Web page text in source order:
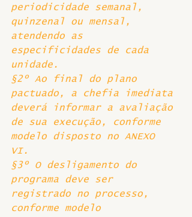
periodicidade semanal,
quinzenal ou mensal,
atendendo as
especificidades de cada
unidade.
§2º Ao final do plano
pactuado, a chefia imediata
deverá informar a avaliação
de sua execução, conforme
modelo disposto no ANEXO
VI.
§3º O desligamento do
programa deve ser
registrado no processo,
conforme modelo